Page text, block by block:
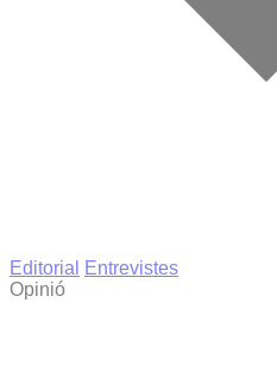
Editorial
Entrevistes
Opinió